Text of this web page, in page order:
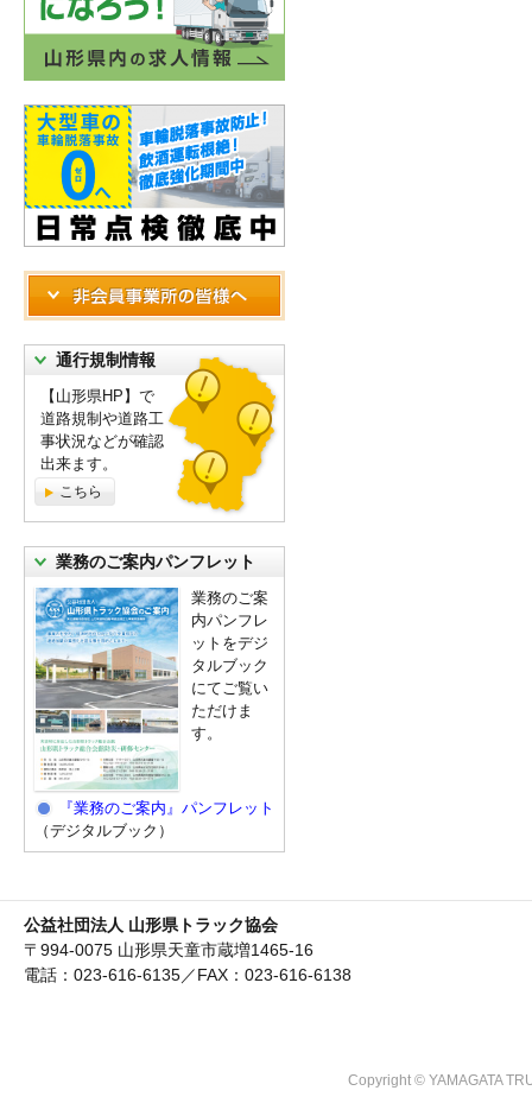
通行規制情報
【山形県HP】で
道路規制や道路工
事状況などが確認
出来ます。
こちら
業務のご案内パンフレット
業務のご案
内パンフレ
ットをデジ
タルブック
にてご覧い
ただけま
す。
『業務のご案内』パンフレット
（デジタルブック）
公益社団法人 山形県トラック協会
〒994-0075 山形県天童市蔵増1465-16
電話：023-616-6135／FAX：023-616-6138
Copyright © YAMAGATA